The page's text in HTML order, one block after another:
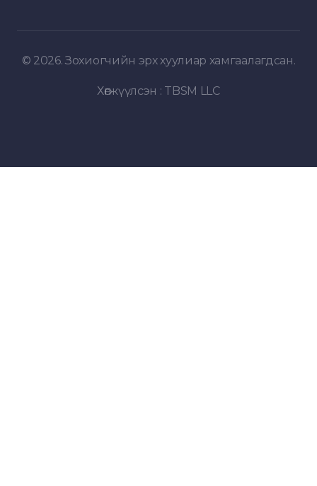
© 2026. Зохиогчийн эрх хуулиар хамгаалагдсан.
Хөгжүүлсэн : TBSM LLC